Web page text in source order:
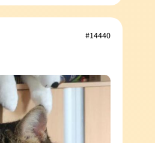
#14440